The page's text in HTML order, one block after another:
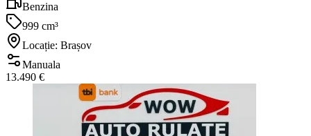
Benzina
999 cm³
Locație: Brașov
Manuala
13.490 €